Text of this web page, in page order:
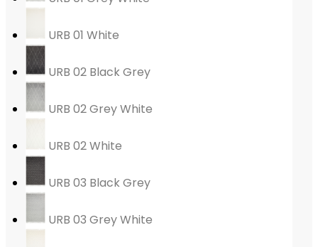
URB 01 White
URB 02 Black Grey
URB 02 Grey White
URB 02 White
URB 03 Black Grey
URB 03 Grey White